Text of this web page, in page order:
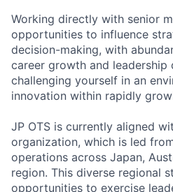
Working directly with senior
opportunities to influence
decision-making, with
career growth and leadership
challenging yourself in an
innovation within rapidly
JP OTS is currently aligned
organization, which is led
operations across Japan,
region. This diverse regional
opportunities to exercise